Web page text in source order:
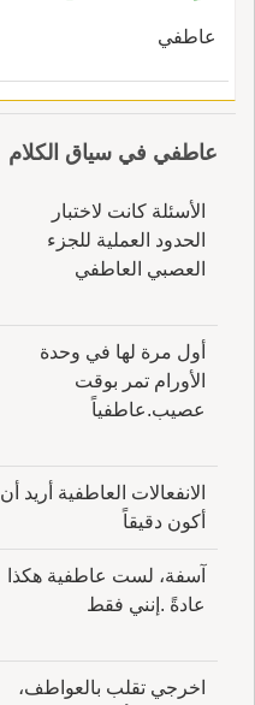
عاطفي
عاطفي في سياق الكلام
الأسئلة كانت لاختبار
الحدود العملية للجزء
العصبي العاطفي
أول مرة لها في وحدة
الأورام تمر بوقت
عصيب.عاطفياً
الانفعالات العاطفية أريد أن
أكون دقيقاً
آسفة، لست عاطفية هكذا
عادةً .إنني فقط
اخرجي تقلب بالعواطف،